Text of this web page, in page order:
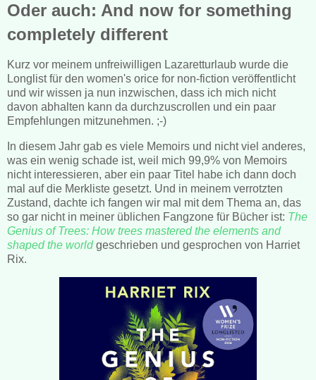
Oder auch: And now for something
completely different
Kurz vor meinem unfreiwilligen Lazaretturlaub wurde die
Longlist für den women's orice for non-fiction veröffentlicht
und wir wissen ja nun inzwischen, dass ich mich nicht
davon abhalten kann da durchzuscrollen und ein paar
Empfehlungen mitzunehmen. ;-)
In diesem Jahr gab es viele Memoirs und nicht viel anderes,
was ein wenig schade ist, weil mich 99,9% von Memoirs
nicht interessieren, aber ein paar Titel habe ich dann doch
mal auf die Merkliste gesetzt. Und in meinem verrotzten
Zustand, dachte ich fangen wir mal mit dem Thema an, das
so gar nicht in meiner üblichen Fangzone für Bücher ist: The
Genius of Trees: How trees mastered the elements and
shaped the worldgeschrieben und gesprochen von Harriet
Rix.